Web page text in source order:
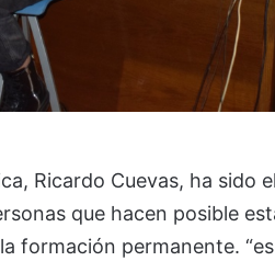
Ricardo Cuevas, ha sido
que hacen posible
formación permanente.